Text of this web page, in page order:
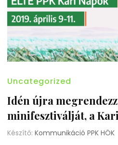
Uncategorized
Idén újra
minifesztiválját, a
Készítő: Kommunikáció PPK HÖK